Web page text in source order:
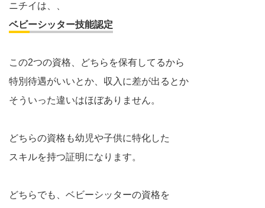
ニチイは、、
ベビーシッター技能認定
この2つの資格、どちらを保有してるから
特別待遇がいいとか、収入に差が出るとか
そういった違いはほぼありません。
どちらの資格も幼児や子供に特化した
スキルを持つ証明になります。
どちらでも、ベビーシッターの資格を